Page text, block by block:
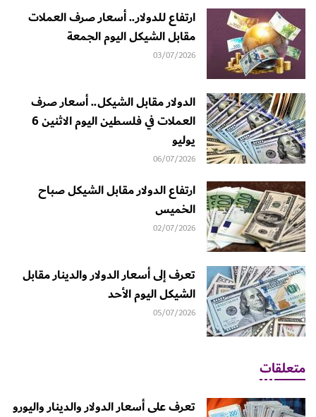
ارتفاع للدولار.. أسعار صرف العملات
مقابل الشيكل اليوم الجمعة
03/07/2026
الدولار مقابل الشيكل.. أسعار صرف
العملات في فلسطين اليوم الاثنين 6
يوليو
06/07/2026
ارتفاع الدولار مقابل الشيكل صباح
الخميس
02/07/2026
تعرف إلى أسعار الدولار والدينار مقابل
الشيكل اليوم الأحد
05/07/2026
متعلقات
تعرف على أسعار الدولار والدينار واليورو